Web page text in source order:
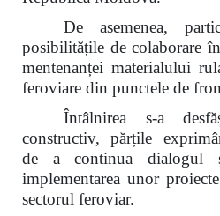
De asemenea,
posibilitățile de colaborare
mentenanței materialului
feroviare din punctele de
Întâlnirea s-a
constructiv, părțile
de a continua dialogul
implementarea unor
sectorul feroviar.